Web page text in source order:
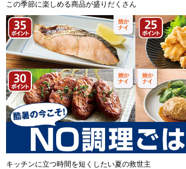
この季節に楽しめる商品が盛りだくさん
キッチンに立つ時間を短くしたい夏の救世主